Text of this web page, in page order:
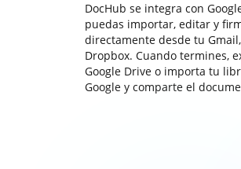
DocHub se integra con
puedas importar, editar y
directamente desde tu
Dropbox. Cuando termines,
Google Drive o importa tu
Google y comparte el